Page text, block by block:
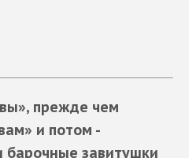
прежде чем
и потом -
барочные завитушки